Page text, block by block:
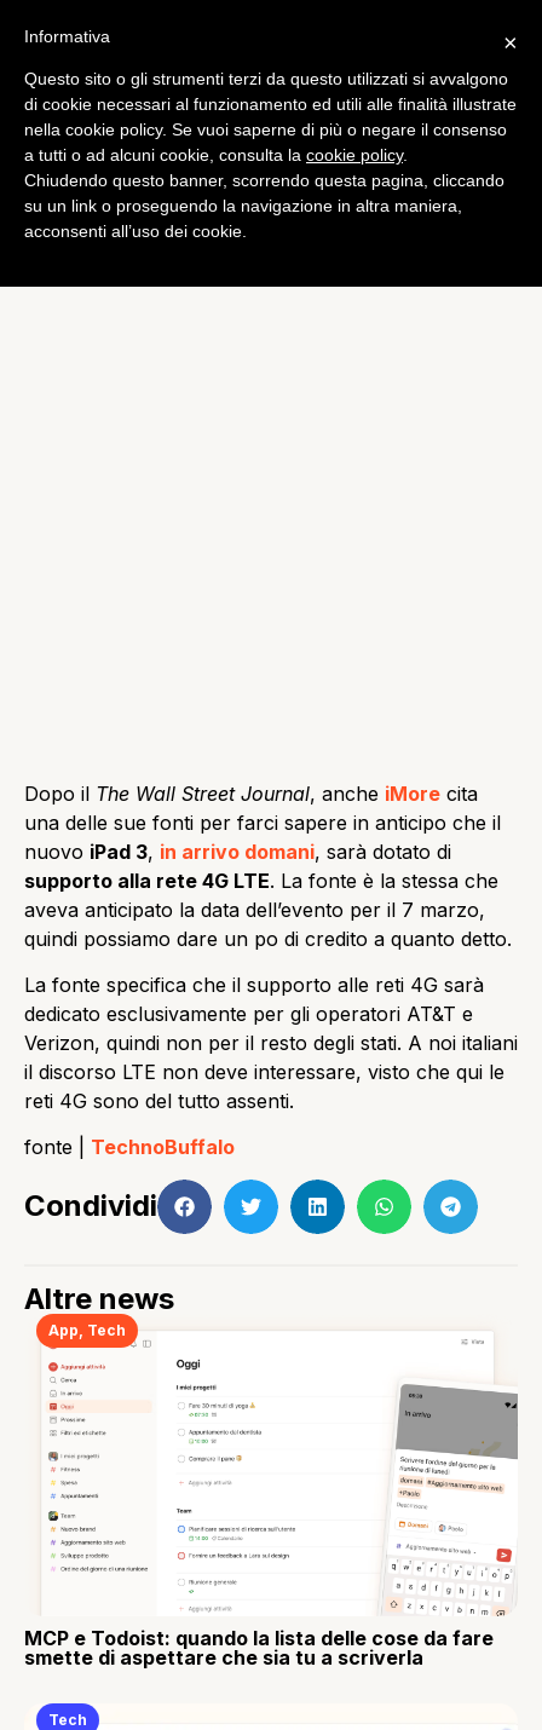
Mobile
iPad 3 supporterà la rete
LTE, dice l’ennesima fonte
di Alessandro Moretti
Dopo il The Wall Street Journal, anche iMore cita
una delle sue fonti per farci sapere in anticipo che il
nuovo iPad 3, in arrivo domani, sarà dotato di
supporto alla rete 4G LTE. La fonte è la stessa che
aveva anticipato la data dell’evento per il 7 marzo,
quindi possiamo dare un po di credito a quanto detto.
La fonte specifica che il supporto alle reti 4G sarà
dedicato esclusivamente per gli operatori AT&T e
Verizon, quindi non per il resto degli stati. A noi italiani
il discorso LTE non deve interessare, visto che qui le
reti 4G sono del tutto assenti.
fonte | TechnoBuffalo
Condividi
Altre news
App Tech
MCP e Todoist: quando la lista delle cose da fare
smette di aspettare che sia tu a scriverla
Tech
×
Informativa
Questo sito o gli strumenti terzi da questo utilizzati si avvalgono
di cookie necessari al funzionamento ed utili alle finalità illustrate
nella cookie policy. Se vuoi saperne di più o negare il consenso
a tutti o ad alcuni cookie, consulta la cookie policy.
Chiudendo questo banner, scorrendo questa pagina, cliccando
su un link o proseguendo la navigazione in altra maniera,
acconsenti all’uso dei cookie.